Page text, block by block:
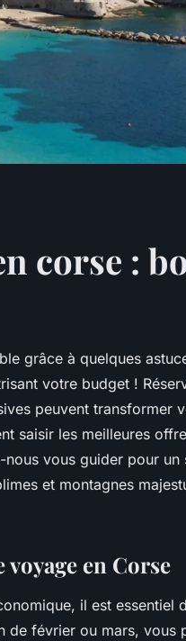
corse :
grâce à quelques
votre budget !
peuvent transformer
saisir les meilleures
nous vous guider pour un
et montagnes
en Corse
il est essentiel
de février ou mars, vous